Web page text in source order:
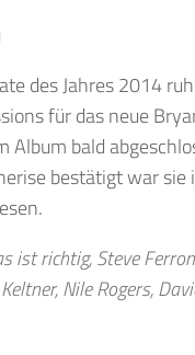
des Jahres 2014
für das neue
Album bald
bestätigt war
ist richtig, Steve
Nile Rogers,